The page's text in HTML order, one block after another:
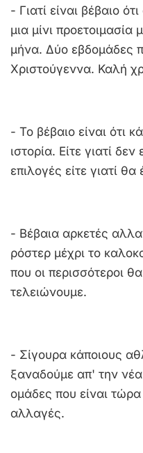
- Γιατί είναι βέβαιο
μια μίνι
μήνα. Δύο εβδομάδες
Χριστούγεννα. Καλή
- Το βέβαιο είναι ότι
ιστορία. Είτε γιατί
επιλογές είτε γιατί
- Βέβαια αρκετές
ρόστερ μέχρι το
που οι περισσότεροι
τελειώνουμε.
- Σίγουρα κάποιους
ξαναδούμε απ' την νέα
ομάδες που είναι
αλλαγές.